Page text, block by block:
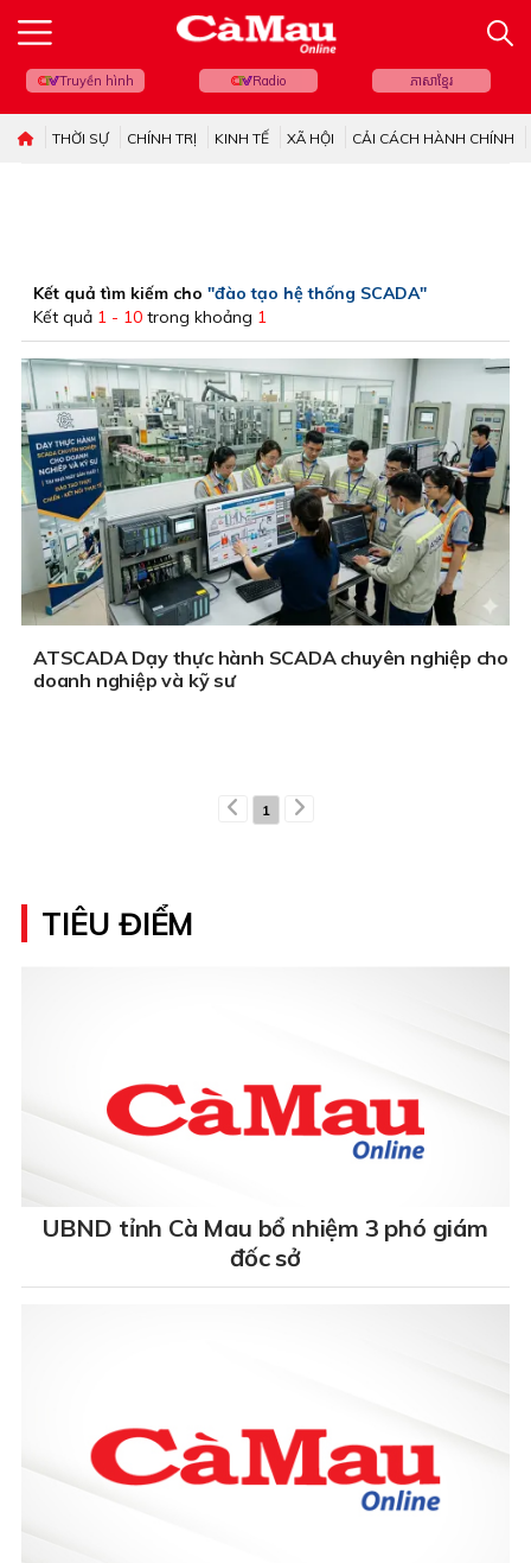
Truyền hình Radio ភាសាខ្មែរ
THỜI SỰ CHÍNH TRỊ KINH TẾ XÃ HỘI CẢI CÁCH HÀNH CHÍNH
Kết quả tìm kiếm cho "đào tạo hệ thống SCADA"
Kết quả 1 - 10 trong khoảng 1
ATSCADA Dạy thực hành SCADA chuyên nghiệp cho
doanh nghiệp và kỹ sư
1
TIÊU ĐIỂM
UBND tỉnh Cà Mau bổ nhiệm 3 phó giám
đốc sở